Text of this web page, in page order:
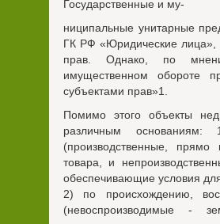
Государственные и му-
ниципальные унитарные
ГК РФ «Юридические лица»,
прав. Однако, по
имущественном обороте
субъектами прав»1.
Помимо этого объекты
различным основаниям:
(производственные,
товара, и
обеспечивающие условия
2) по происхождению,
(невоспроизводимые -